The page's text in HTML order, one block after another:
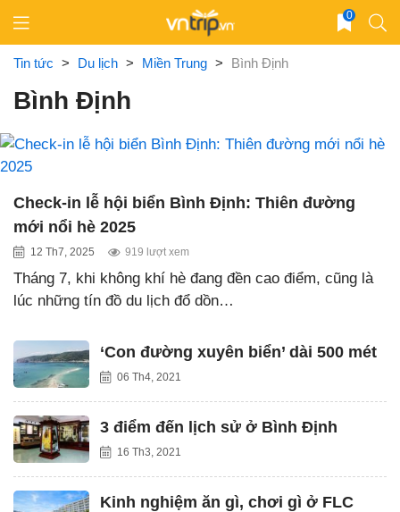
content
0
Tin tức > Du lịch > Miền Trung > Bình Định
Bình Định
Check-in lễ hội biển Bình Định: Thiên đường
mới nổi hè 2025
12 Th7, 2025 919 lượt xem
Tháng 7, khi không khí hè đang đền cao điểm, cũng là
lúc những tín đồ du lịch đổ dồn…
‘Con đường xuyên biển’ dài 500 mét
06 Th4, 2021
3 điểm đến lịch sử ở Bình Định
16 Th3, 2021
Kinh nghiệm ăn gì, chơi gì ở FLC